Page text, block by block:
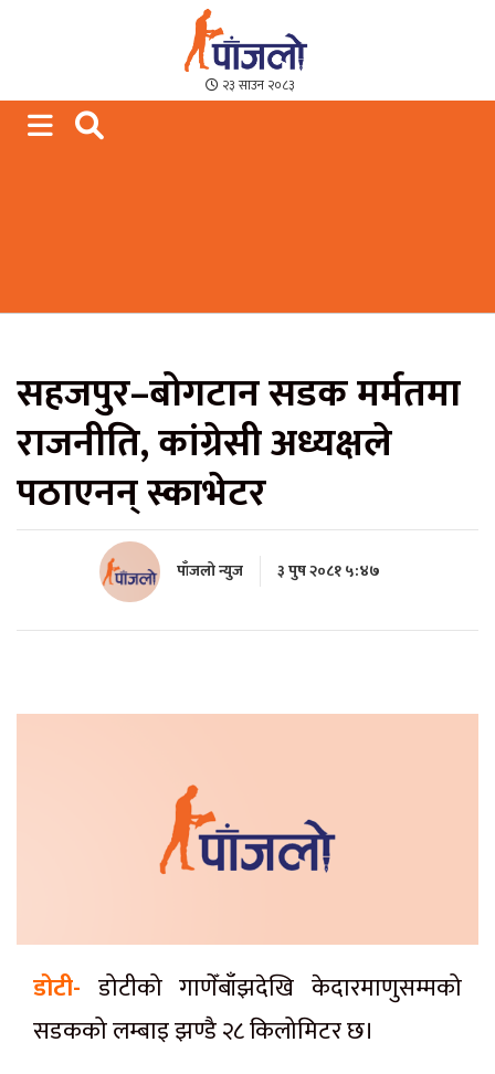
Paajalo News
We are from Far West Nepal
२३ साउन २०८३
सहजपुर–बोगटान सडक मर्मतमा
राजनीति, कांग्रेसी अध्यक्षले
पठाएनन् स्काभेटर
पाँजलो न्युज ३ पुष २०८१ ५:४७
डोटी- डोटीको गाणेँबाँझदेखि केदारमाणुसम्मको
सडकको लम्बाइ झण्डै २८ किलोमिटर छ।